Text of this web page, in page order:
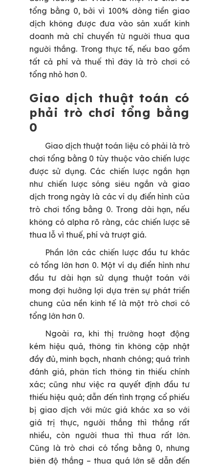
tổng bằng 0, bởi vì 100% dòng tiền giao
dịch không được đưa vào sản xuất kinh
doanh mà chỉ chuyển từ người thua qua
người thắng. Trong thực tế, nếu bao gồm
tất cả phí và thuế thì đây là trò chơi có
tổng nhỏ hơn 0.
Giao dịch thuật toán có
phải trò chơi tổng bằng
0
Giao dịch thuật toán liệu có phải là trò
chơi tổng bằng 0 tùy thuộc vào chiến lược
được sử dụng. Các chiến lược ngắn hạn
như chiến lược sóng siêu ngắn và giao
dịch trong ngày là các ví dụ điển hình của
trò chơi tổng bằng 0. Trong dài hạn, nếu
không có alpha rõ ràng, các chiến lược sẽ
thua lỗ vì thuế, phí và trượt giá.
Phần lớn các chiến lược đầu tư khác
có tổng lớn hơn 0. Một ví dụ điển hình như
đầu tư dài hạn sử dụng thuật toán với
mong đợi hưởng lợi dựa trên sự phát triển
chung của nền kinh tế là một trò chơi có
tổng lớn hơn 0.
Ngoài ra, khi thị trường hoạt động
kém hiệu quả, thông tin không cập nhật
đầy đủ, minh bạch, nhanh chóng; quá trình
đánh giá, phân tích thông tin thiếu chính
xác; cũng như việc ra quyết định đầu tư
thiếu hiệu quả; dẫn đến tình trạng cổ phiếu
bị giao dịch với mức giá khác xa so với
giá trị thực, người thắng thì thắng rất
nhiều, còn người thua thì thua rất lớn.
Cũng là trò chơi có tổng bằng 0, nhưng
biên độ thắng – thua quá lớn sẽ dẫn đến